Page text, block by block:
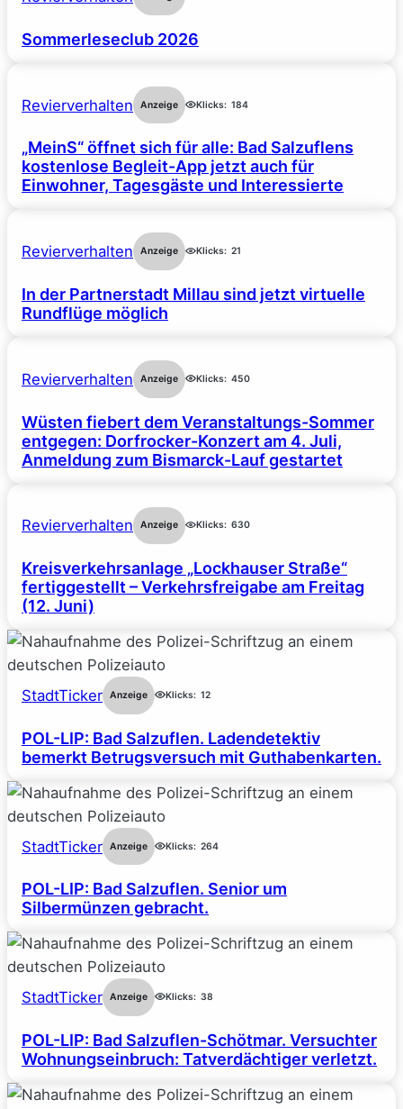
Sommerleseclub 2026
Revierverhalten Anzeige Klicks: 184
„MeinS“ öffnet sich für alle: Bad Salzuflens
kostenlose Begleit-App jetzt auch für
Einwohner, Tagesgäste und Interessierte
Revierverhalten Anzeige Klicks: 21
In der Partnerstadt Millau sind jetzt virtuelle
Rundflüge möglich
Revierverhalten Anzeige Klicks: 450
Wüsten fiebert dem Veranstaltungs-Sommer
entgegen: Dorfrocker-Konzert am 4. Juli,
Anmeldung zum Bismarck-Lauf gestartet
Revierverhalten Anzeige Klicks: 630
Kreisverkehrsanlage „Lockhauser Straße“
fertiggestellt – Verkehrsfreigabe am Freitag
(12. Juni)
StadtTicker Anzeige Klicks: 12
POL-LIP: Bad Salzuflen. Ladendetektiv
bemerkt Betrugsversuch mit Guthabenkarten.
StadtTicker Anzeige Klicks: 264
POL-LIP: Bad Salzuflen. Senior um
Silbermünzen gebracht.
StadtTicker Anzeige Klicks: 38
POL-LIP: Bad Salzuflen-Schötmar. Versuchter
Wohnungseinbruch: Tatverdächtiger verletzt.